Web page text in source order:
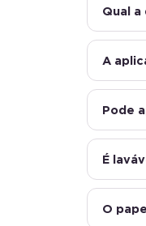
Qual
A
Pode
É
O